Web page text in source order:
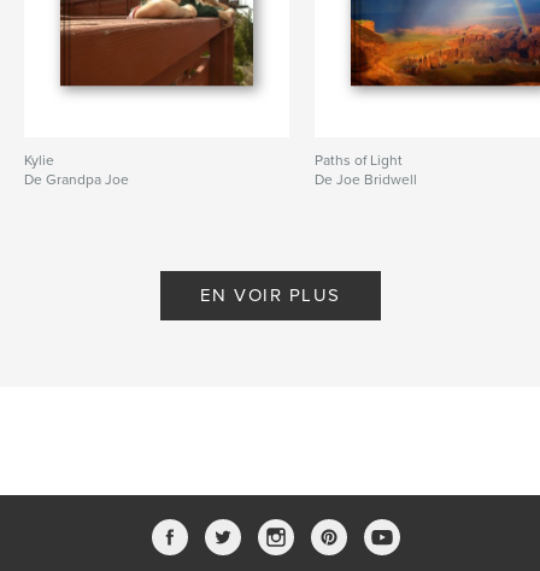
Kylie
De Grandpa Joe
Paths of Light
De Joe Bridwell
EN VOIR PLUS